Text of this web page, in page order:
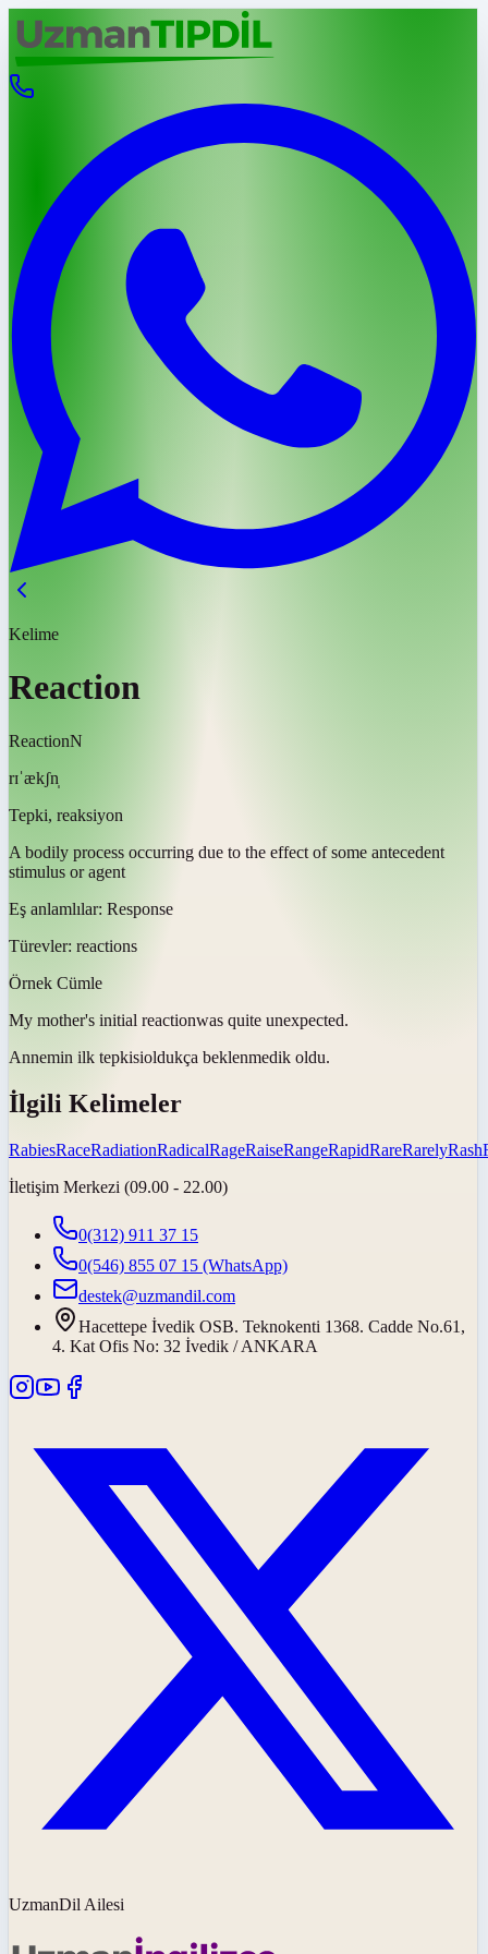
Kelime
Reaction
ReactionN
rɪˈækʃn̩
Tepki, reaksiyon
A bodily process occurring due to the effect of some antecedent
stimulus or agent
Eş anlamlılar: Response
Türevler: reactions
Örnek Cümle
My mother's initial reactionwas quite unexpected.
Annemin ilk tepkisioldukça beklenmedik oldu.
İlgili Kelimeler
RabiesRaceRadiationRadicalRageRaiseRangeRapidRareRarelyRash
İletişim Merkezi (09.00 - 22.00)
0(312) 911 37 15
0(546) 855 07 15 (WhatsApp)
destek@uzmandil.com
Hacettepe İvedik OSB. Teknokenti 1368. Cadde No.61,
4. Kat Ofis No: 32 İvedik / ANKARA
UzmanDil Ailesi